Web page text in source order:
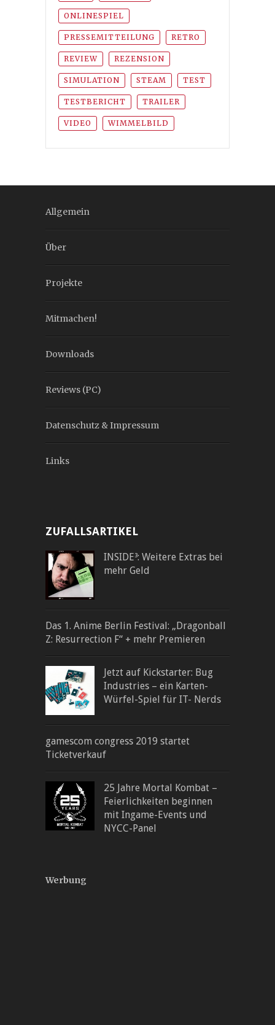
ONLINESPIEL
PRESSEMITTEILUNG RETRO
REVIEW REZENSION
SIMULATION STEAM TEST
TESTBERICHT TRAILER
VIDEO WIMMELBILD
Allgemein
Über
Projekte
Mitmachen!
Downloads
Reviews (PC)
Datenschutz & Impressum
Links
ZUFALLSARTIKEL
INSIDE³: Weitere Extras bei
mehr Geld
Das 1. Anime Berlin Festival: „Dragonball
Z: Resurrection F“ + mehr Premieren
Jetzt auf Kickstarter: Bug
Industries – ein Karten-
Würfel-Spiel für IT- Nerds
gamescom congress 2019 startet
Ticketverkauf
25 Jahre Mortal Kombat –
Feierlichkeiten beginnen
mit Ingame-Events und
NYCC-Panel
Werbung